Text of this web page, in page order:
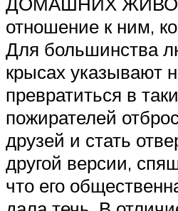
отношение к ним,
Для большинства
крысах указывают
превратиться в
пожирателей
друзей и стать
другой версии,
что его